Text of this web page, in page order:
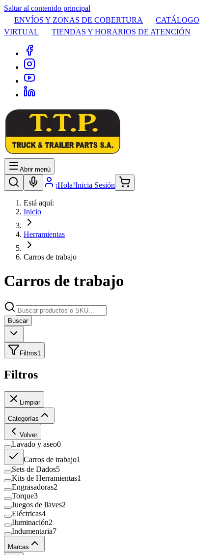
Saltar al contenido principal
ENVÍOS Y ZONAS DE COBERTURA
CATÁLOGO
VIRTUAL
TIENDAS Y HORARIOS DE ATENCIÓN
Abrir menú
¡Hola!Inicia Sesión
Está aquí:
Inicio
Herramientas
Carros de trabajo
Carros de trabajo
Buscar
Filtros1
Filtros
Limpiar
Categorías
Volver
Lavado y aseo0
Carros de trabajo1
Sets de Dados5
Kits de Herramientas1
Engrasadoras2
Torque3
Juegos de llaves2
Eléctricas4
Iluminación2
Indumentaria7
Marcas